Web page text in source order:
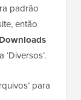
padrão
então
Downloads
para